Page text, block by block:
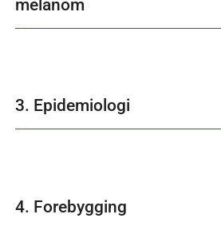
melanom
3. Epidemiologi
4. Forebygging